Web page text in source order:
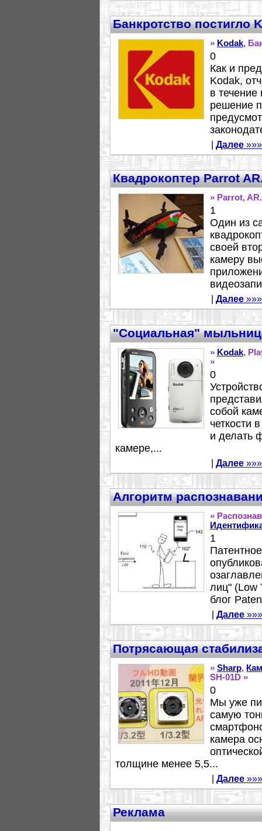
Банкротство постигло
» Kodak,
0
Как и
Kodak,
в течение
решение
Далее »»»
Квадрокоптер Parrot
» Parrot,
1
Один из
своей
камеру
Далее »»»
"Социальная"
» Kodak,
»
0
собой
четкости
и делать
камере,...
Далее »»»
Алгоритм
»
1
лиц" (Low
блог
Далее »»»
Потрясающая
» Sharp,
SH-01D »
0
Мы уже
самую
камера
толщине менее 5,5...
Далее »»»
Реклама